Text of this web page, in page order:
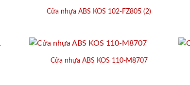
Cửa nhựa ABS KOS 102-FZ805 (2)
Cửa nhựa ABS KOS 110-M8707